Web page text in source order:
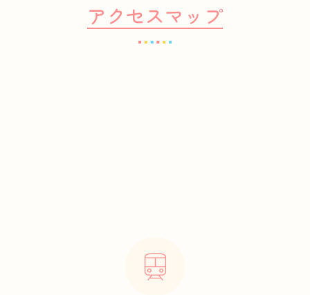
アクセスマップ